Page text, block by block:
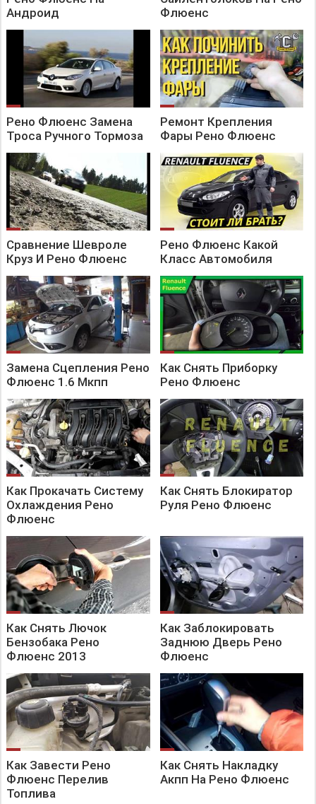
Для возврата в меню используйте клавишу Q.
Все что вы делаете на ваш страх и риск) Удачи вам и до новых
встреч! Круиз контроль на рено флюенс своими руками.
Андроид
Флюенс
Рено Флюенс Замена
Троса Ручного Тормоза
Ремонт Крепления
Фары Рено Флюенс
Сравнение Шевроле
Круз И Рено Флюенс
Рено Флюенс Какой
Класс Автомобиля
Замена Сцепления Рено
Флюенс 1.6 Мкпп
Как Снять Приборку
Рено Флюенс
Как Прокачать Систему
Охлаждения Рено
Флюенс
Как Снять Блокиратор
Руля Рено Флюенс
Как Снять Лючок
Бензобака Рено
Флюенс 2013
Как Заблокировать
Заднюю Дверь Рено
Флюенс
Как Завести Рено
Флюенс Перелив
Топлива
Как Снять Накладку
Акпп На Рено Флюенс